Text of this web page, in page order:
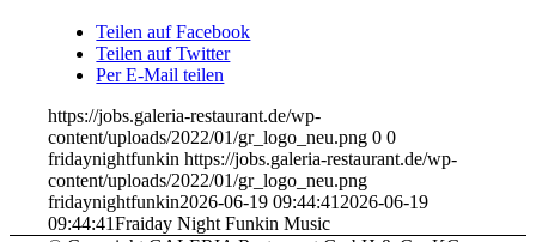
Teilen auf Facebook
Teilen auf Twitter
Per E-Mail teilen
https://jobs.galeria-restaurant.de/wp-
content/uploads/2022/01/gr_logo_neu.png 0 0
fridaynightfunkin https://jobs.galeria-restaurant.de/wp-
content/uploads/2022/01/gr_logo_neu.png
fridaynightfunkin2026-06-19 09:44:41 2026-06-19
09:44:41Fraiday Night Funkin Music